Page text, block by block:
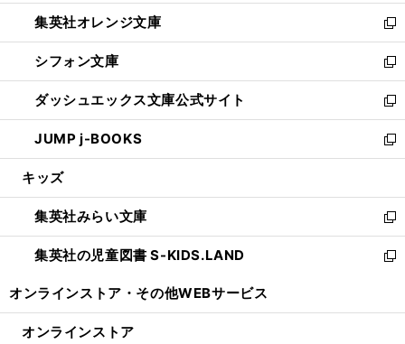
く
ウ
で
開
く
ン
ド
ウ
で
開
く
し
い
ウ
ィ
ン
ド
ウ
で
開
集英社オレンジ文庫
新
し
い
ウ
ィ
ン
ド
ウ
開
く
シフォン文庫
新
し
い
ウ
ィ
ン
ウ
で
開
く
ダッシュエックス文庫公式サイト
新
し
い
ウ
ン
ド
ウ
で
JUMP j-BOOKS
新
し
ウ
ィ
ン
ド
開
キッズ
集英社みらい文庫
新
し
い
ン
集英社の児童図書 S-KIDS.LAND
新
ウ
オンラインストア・ その他WEBサービス
オンラインストア